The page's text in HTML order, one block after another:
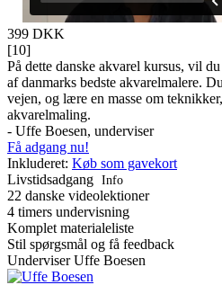
399 DKK
[10]
På dette danske akvarel kursus, vil
af danmarks bedste akvarelmalere.
vejen, og lære en masse om
akvarelmaling.
- Uffe Boesen, underviser
Få adgang nu!
Inkluderet: Køb som gavekort
Livstidsadgang Info
22 danske videolektioner
4 timers undervisning
Komplet materialeliste
Stil spørgsmål og få feedback
Underviser Uffe Boesen